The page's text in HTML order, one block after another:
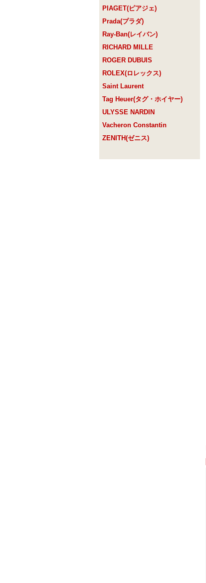
PIAGET(ピアジェ)
Prada(プラダ)
Ray-Ban(レイバン)
RICHARD MILLE
ROGER DUBUIS
ROLEX(ロレックス)
Saint Laurent
Tag Heuer(タグ・ホイヤー)
ULYSSE NARDIN
Vacheron Constantin
ZENITH(ゼニス)